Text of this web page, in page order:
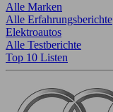
Alle Marken
Alle Erfahrungsberichte
Elektroautos
Alle Testberichte
Top 10 Listen